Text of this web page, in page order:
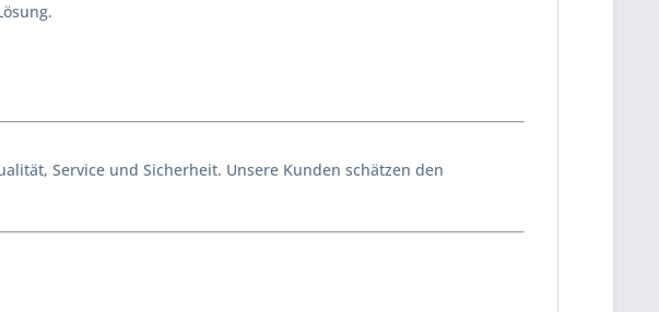
Service und Sicherheit. Unsere Kunden schätzen den